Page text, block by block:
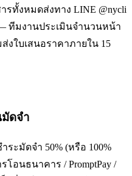
รทั้งหมดส่งทาง LINE @nycli
— ทีมงานประเมินจำนวนหน้า
งใบเสนอราคาภายใน 15
ดจำ
ะมัดจำ 50% (หรือ 100%
โอนธนาคาร / PromptPay /